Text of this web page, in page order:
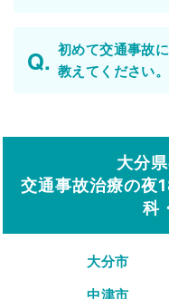
初めて交通事故
教えてください。
大分
交通事故治療の夜
科
大分市
中津市